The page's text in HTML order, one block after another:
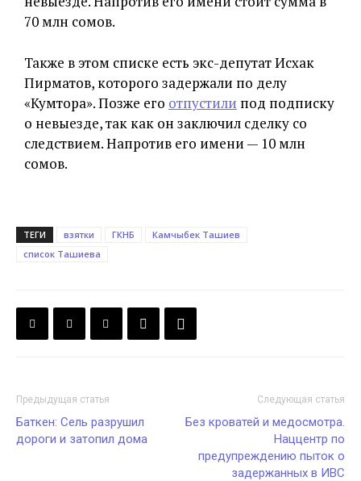
70 млн сомов.
Также в этом списке есть экс-депутат Исхак
Пирматов, которого задержали по делу
«Кумтора». Позже его отпустили под подписку
о невыезде, так как он заключил сделку со
следствием. Напротив его имени — 10 млн
сомов.
ТЕГИ взятки ГКНБ
Камчыбек Ташиев
список Ташиева
Предыдущая статья
Баткен: Сель разрушил
дороги и затопил дома
Следующая статья
Без кроватей и медосмотра.
Наццентр по
предупреждению пыток о
задержанных в ИВС